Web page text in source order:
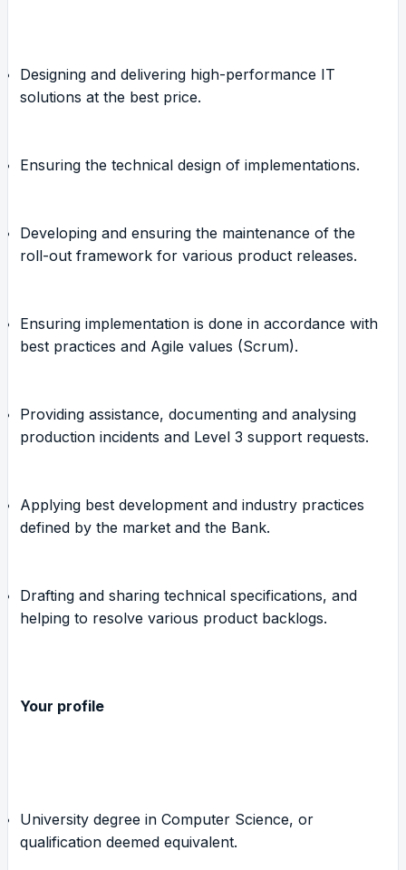
Designing and delivering high-performance IT
solutions at the best price.
Ensuring the technical design of implementations.
Developing and ensuring the maintenance of the
roll-out framework for various product releases.
Ensuring implementation is done in accordance with
best practices and Agile values (Scrum).
Providing assistance, documenting and analysing
production incidents and Level 3 support requests.
Applying best development and industry practices
defined by the market and the Bank.
Drafting and sharing technical specifications, and
helping to resolve various product backlogs.
Your profile
University degree in Computer Science, or
qualification deemed equivalent.